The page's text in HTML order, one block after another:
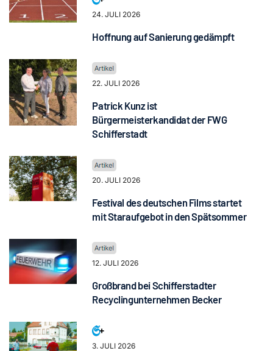
24. JULI 2026
Hoffnung auf Sanierung gedämpft
22. JULI 2026
Patrick Kunz ist
Bürgermeisterkandidat der FWG
Schifferstadt
20. JULI 2026
Festival des deutschen Films startet
mit Staraufgebot in den Spätsommer
12. JULI 2026
Großbrand bei Schifferstadter
Recyclingunternehmen Becker
3. JULI 2026